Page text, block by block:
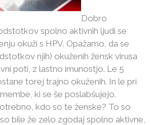
Dobro
spolno aktivnih ljudi se
okuži s HPV. Opažamo, da se
njih) okuženih žensk virusa
poti, z lastno imunostjo. Le 5
torej trajno okuženih. In le pri
ki se še poslabšujejo.
kdo so te ženske? To so
bile že zelo zgodaj spolno aktivne,